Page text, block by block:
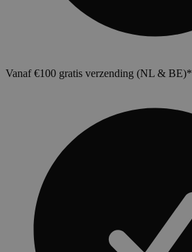
Vanaf €100 gratis verzending (NL & BE)*